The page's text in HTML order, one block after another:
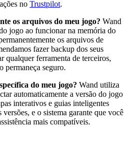
no Trustpilot.
os arquivos do meu jogo? Wand
jogo ao funcionar na memória do
os arquivos de
fazer backup dos seus
qualquer ferramenta de terceiros,
permaneça seguro.
do meu jogo? Wand utiliza
automaticamente a versão do jogo
interativos e guias inteligentes
e o sistema garante que você
mais compatíveis.